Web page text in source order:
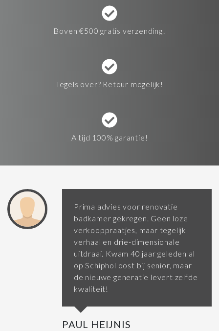
Boven €500 gratis verzending!
Tegels over? Retour mogelijk!
Altijd 100% garantie!
Prima advies voor renovatie
badkamer gekregen. Geen loze
verkooppraatjes, maar tegelijk
verhaal en drie-dimensionale
uitdraai. Kwam 40 jaar geleden al
op Schiphol oost bij senior, maar
de nieuwe generatie levert zelfde
kwaliteit!
PAUL HEIJNIS